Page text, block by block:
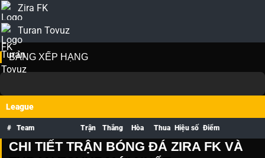
Zira FK
Turan Tovuz
BẢNG XẾP HẠNG
League
# Team Trận Thắng Hòa Thua Hiệu số Điểm
CHI TIẾT TRẬN BÓNG ĐÁ ZIRA FK VÀ